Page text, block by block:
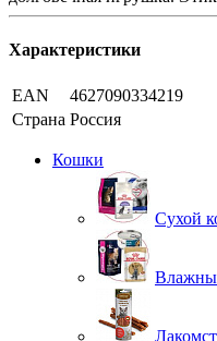
Характеристики
EAN
4627090334219
Страна Россия
Кошки
Сухой